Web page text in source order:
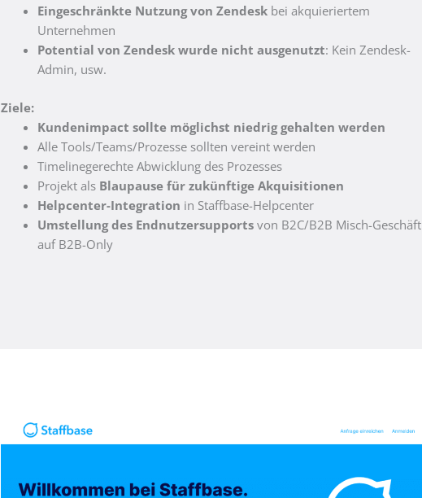
Eingeschränkte Nutzung von Zendesk bei akquieriertem
Unternehmen
Potential von Zendesk wurde nicht ausgenutzt: Kein Zendesk-
Admin, usw.
Ziele:
Kundenimpact sollte möglichst niedrig gehalten werden
Alle Tools/Teams/Prozesse sollten vereint werden
Timelinegerechte Abwicklung des Prozesses
Projekt als Blaupause für zukünftige Akquisitionen
Helpcenter-Integration in Staffbase-Helpcenter
Umstellung des Endnutzersupports von B2C/B2B Misch-Geschäft
auf B2B-Only